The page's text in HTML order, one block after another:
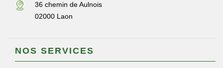
36 chemin de Aulnois
02000 Laon
NOS SERVICES